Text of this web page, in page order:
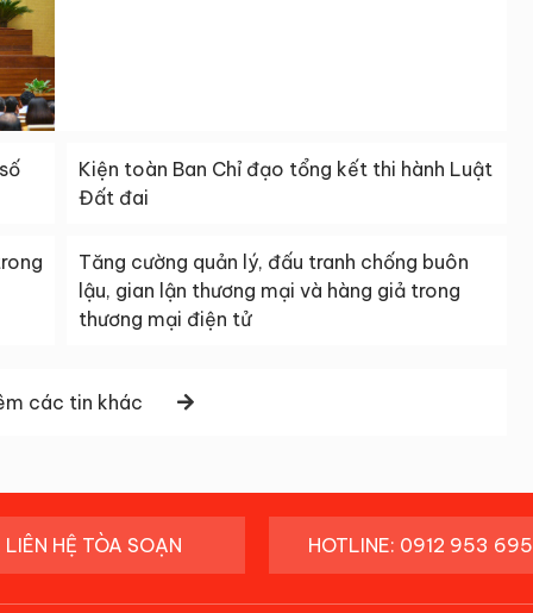
Kiện toàn Ban Chỉ đạo tổng kết thi hành Luật
Đất đai
Tăng cường quản lý, đấu tranh chống buôn
lậu, gian lận thương mại và hàng giả trong
thương mại điện tử
các tin khác
LIÊN HỆ TÒA SOẠN HOTLINE: 0912 953 695